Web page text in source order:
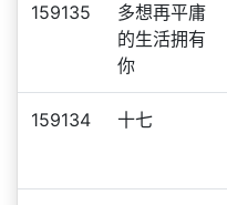
159135
多想再平庸
的生活拥有
你
159134 十七